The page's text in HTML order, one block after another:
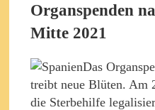
Organspenden
Mitte 2021
Das
treibt neue Blüten. Am
die Sterbehilfe